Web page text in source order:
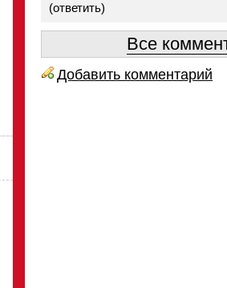
(ответить)
Все
Добавить комментарий